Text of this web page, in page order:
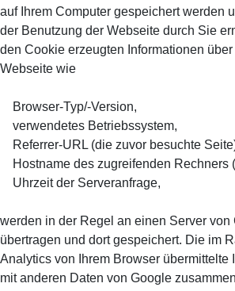
auf Ihrem Computer gespeichert werden
der Benutzung der Webseite durch Sie
den Cookie erzeugten Informationen
Webseite wie
Browser-Typ/-Version,
verwendetes Betriebssystem,
Referrer-URL (die zuvor besuchte
Hostname des zugreifenden Rechners
Uhrzeit der Serveranfrage,
werden in der Regel an einen Server von
übertragen und dort gespeichert. Die im
Analytics von Ihrem Browser übermittelte
mit anderen Daten von Google